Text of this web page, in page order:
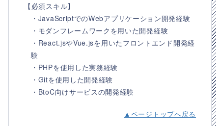
【必須スキル】
・JavaScriptでのWebアプリケーション開発経験
・モダンフレームワークを用いた開発経験
・React.jsやVue.jsを用いたフロントエンド開発経
験
・PHPを使用した実務経験
・Gitを使用した開発経験
・BtoC向けサービスの開発経験
▲ページトップへ戻る